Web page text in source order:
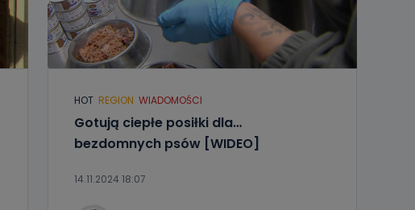
HOT REGION WIADOMOŚCI
Gotują ciepłe posiłki dla…
bezdomnych psów [WIDEO]
14.11.2024 18:07